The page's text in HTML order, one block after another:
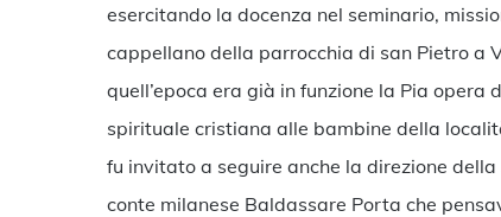
esercitando la docenza nel seminario,
cappellano della parrocchia di san Pietro a
quell’epoca era già in funzione la Pia
spirituale cristiana alle bambine della
fu invitato a seguire anche la direzione
conte milanese Baldassare Porta che